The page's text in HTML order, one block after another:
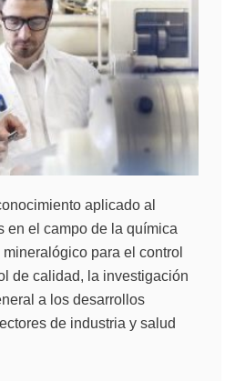
aplicado al
en el campo de la química
para el control
de calidad, la investigación
a los desarrollos
de industria y salud